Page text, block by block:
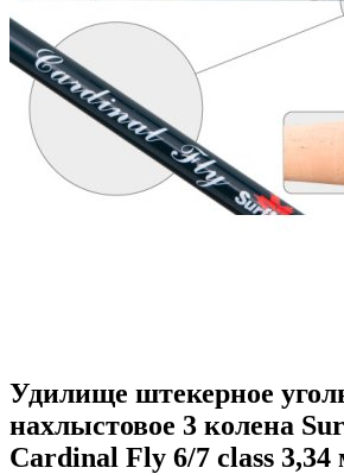
Удилище штекерное
нахлыстовое 3 колена
Cardinal Fly 6/7 class 3,34